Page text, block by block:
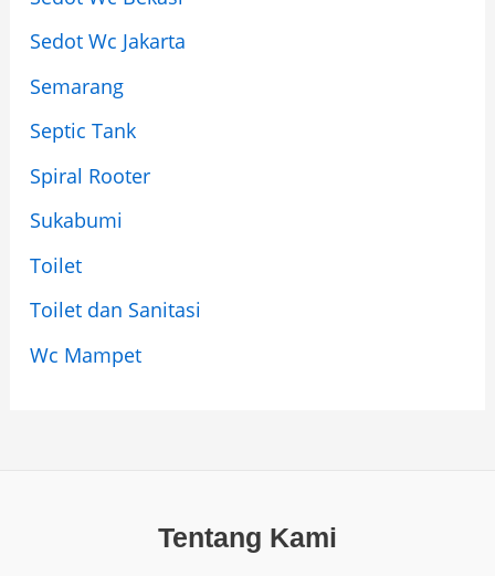
Sedot Wc Jakarta
Semarang
Septic Tank
Spiral Rooter
Sukabumi
Toilet
Toilet dan Sanitasi
Wc Mampet
Tentang Kami